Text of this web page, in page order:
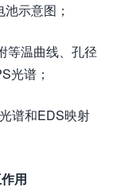
示意图；
等温曲线、孔径
光谱；
谱和EDS映射
用